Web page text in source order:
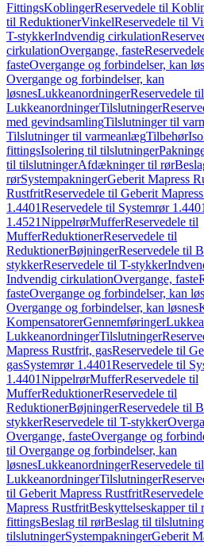
FittingsKoblingerReservedele til
til ReduktionerVinkelReservedele til
T-stykkerIndvendig cirkulation
cirkulationOvergange, faste
fasteOvergange og forbindelser, kan
Overgange og forbindelser, kan
løsnesLukkeanordningerReservedele til
LukkeanordningerTilslutninger
med gevindsamlingTilslutninger til
Tilslutninger til varmeanlægTilbehør
fittingsIsolering til tilslutninger
til tilslutningerAfdækninger til rør
rørSystempakningerGeberit Mapress
RustfritReservedele til Geberit
1.4401Reservedele til Systemrør 1.4401
1.4521NippelrørMufferReservedele til
MufferReduktionerReservedele til
ReduktionerBøjningerReservedele til
stykkerReservedele til T-stykker
Indvendig cirkulationOvergange, faste
fasteOvergange og forbindelser, kan
Overgange og forbindelser, kan løsnes
KompensatorerGennemføringer
LukkeanordningerTilslutninger
Mapress Rustfrit, gasReservedele til
gasSystemrør 1.4401Reservedele til
1.4401NippelrørMufferReservedele til
MufferReduktionerReservedele til
ReduktionerBøjningerReservedele til
stykkerReservedele til T-stykker
Overgange, fasteOvergange og
til Overgange og forbindelser, kan
løsnesLukkeanordningerReservedele til
LukkeanordningerTilslutninger
til Geberit Mapress Rustfrit
Mapress RustfritBeskyttelseskapper til
fittingsBeslag til rørBeslag til
tilslutningerSystempakningerGeberit